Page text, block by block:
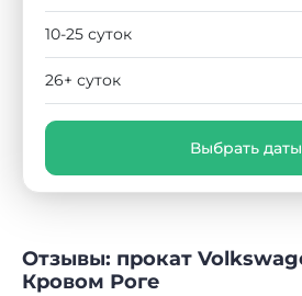
10-25 суток
26+ суток
Выбрать даты
Отзывы: прокат
Кровом Роге